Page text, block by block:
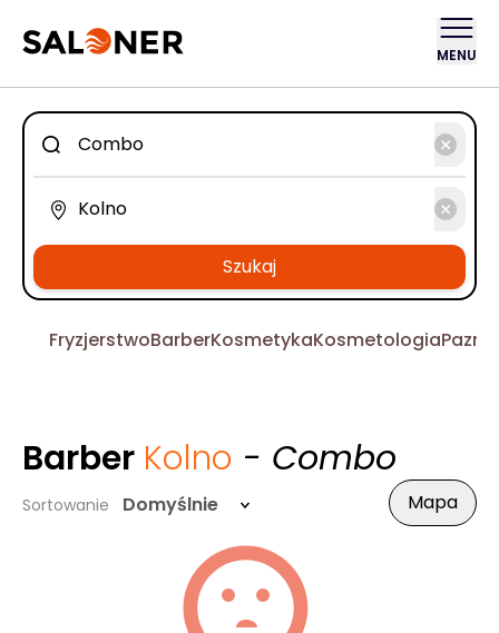
MENU
Szukaj
FryzjerstwoBarberKosmetykaKosmetologia
Barber Kolno - Combo
Sortowanie Domyślnie Mapa